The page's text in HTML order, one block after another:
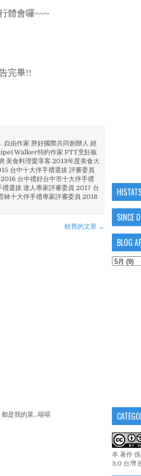
體會囉~~~
完畢!!
自由作家 胖好國際共同創辦人 經
Walker特約作家 PTT烹飪板
美食料理愛享客 2013年度美食大
台中十大伴手禮選拔 評審委員
台中禮好台中市十大伴手禮
選拔 達人專家評審委員 2017 台
林十大伴手禮專家評審委員 2018
較舊的文章 →
是我的菜...嘻嘻
SINCE
BLOG
本 著作
3.0 台灣